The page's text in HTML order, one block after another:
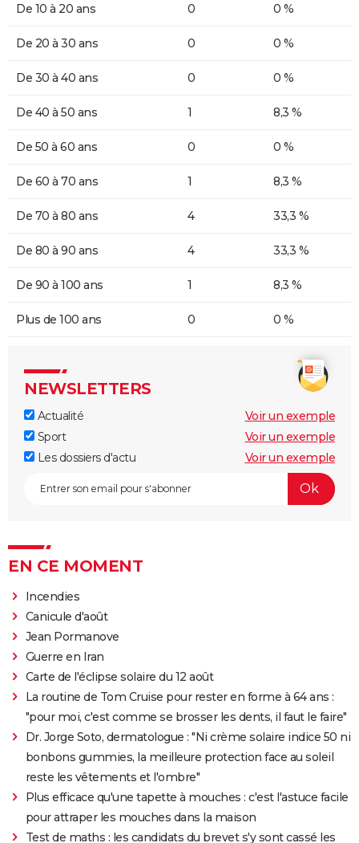
De 10 à 20 ans 0 0 %
De 20 à 30 ans 0 0 %
De 30 à 40 ans 0 0 %
De 40 à 50 ans 1 8,3 %
De 50 à 60 ans 0 0 %
De 60 à 70 ans 1 8,3 %
De 70 à 80 ans 4 33,3 %
De 80 à 90 ans 4 33,3 %
De 90 à 100 ans 1 8,3 %
Plus de 100 ans 0 0 %
NEWSLETTERS
Actualité
Voir un exemple
Sport
Voir un exemple
Les dossiers d'actu
Voir un exemple
EN CE MOMENT
Incendies
Canicule d'août
Jean Pormanove
Guerre en Iran
Carte de l'éclipse solaire du 12 août
La routine de Tom Cruise pour rester en forme à 64 ans :
"pour moi, c'est comme se brosser les dents, il faut le faire"
Dr. Jorge Soto, dermatologue : "Ni crème solaire indice 50 ni
bonbons gummies, la meilleure protection face au soleil
reste les vêtements et l'ombre"
Plus efficace qu'une tapette à mouches : c'est l'astuce facile
pour attraper les mouches dans la maison
Test de maths : les candidats du brevet s'y sont cassé les